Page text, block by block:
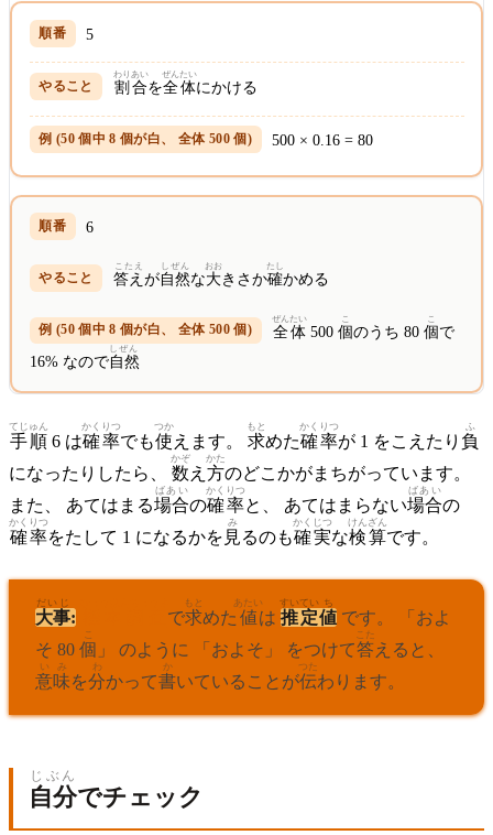
5
割合
わりあい
を全体
ぜんたい
にかける
500 × 0.16 = 80
6
答え
こたえ
が自然
しぜん
な大
おお
きさか確
たし
かめる
全体
ぜんたい
500個
こ
のうち 80個
こ
で
16% なので自然
しぜん
手順
てじゅん
6 は確率
かくりつ
でも使
つか
えます。 求
もと
めた確率
かくりつ
が 1 をこえたり 負
ふ
になったりしたら、 数
かぞ
え 方
かた
のどこかがまちがっています。
また、 あてはまる場合
ばあい
の確率
かくりつ
と、 あてはまらない場合
ばあい
の
確率
かくりつ
をたして 1 になるかを 見
み
るのも確実
かくじつ
な検算
けんざん
です。
大事
だいじ
: で求
もと
めた 値
あたい
は 推定
すいてい
値
ち
です。 「およ
そ 80 個
こ
」 のように 「およそ」 をつけて答
こた
えると、
意味
いみ
を分
わ
かって書
か
いていることが伝
つた
わります。
自分
じぶん
でチェック